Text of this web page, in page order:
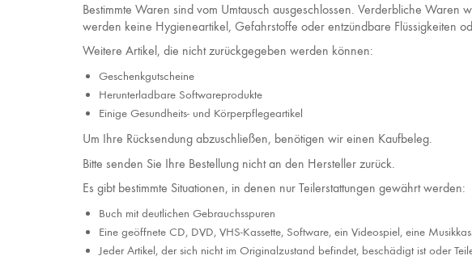
Bestimmte Waren sind vom Umtausch ausgeschlossen. Verderbliche
werden keine Hygieneartikel, Gefahrstoffe oder entzündbare Flüssigkeiten
Weitere Artikel, die nicht zurückgegeben werden können:
Geschenkgutscheine
Herunterladbare Softwareprodukte
Einige Gesundheits- und Körperpflegeartikel
Um Ihre Rücksendung abzuschließen, benötigen wir einen Kaufbeleg.
Bitte senden Sie Ihre Bestellung nicht an den Hersteller zurück.
Es gibt bestimmte Situationen, in denen nur Teilerstattungen gewährt werden:
Buch mit deutlichen Gebrauchsspuren
Eine geöffnete CD, DVD, VHS-Kassette, Software, ein Videospiel, eine
Jeder Artikel, der sich nicht im Originalzustand befindet, beschädigt ist oder